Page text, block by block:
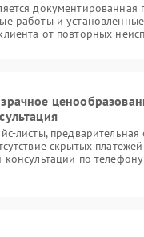
документированная
работы и
от повторных
листы,
скрытых
консультации по